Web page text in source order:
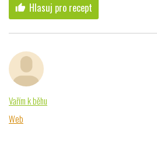
thumb_up Hlasuj pro recept
Vařím k běhu
Web